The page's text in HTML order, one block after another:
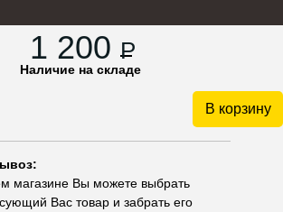
1 200 P
Наличие на складе
В корзину
магазине Вы можете выбрать
Вас товар и забрать его